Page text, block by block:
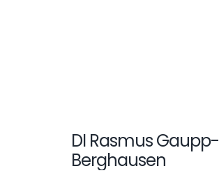
DI Rasmus Gaupp-
Berghausen